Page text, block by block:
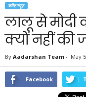
करेंट न्यूज़
लालू से मोदी
क्यों नहीं की
By Aadarshan Team - May
Facebook